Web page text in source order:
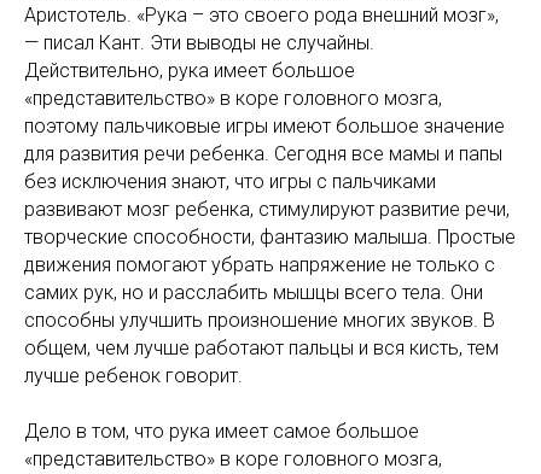
Аристотель. «Рука – это своего рода внешний мозг»,
— писал Кант. Эти выводы не случайны.
Действительно, рука имеет большое
«представительство» в коре головного мозга,
поэтому пальчиковые игры имеют большое значение
для развития речи ребенка. Сегодня все мамы и папы
без исключения знают, что игры с пальчиками
развивают мозг ребенка, стимулируют развитие речи,
творческие способности, фантазию малыша. Простые
движения помогают убрать напряжение не только с
самих рук, но и расслабить мышцы всего тела. Они
способны улучшить произношение многих звуков. В
общем, чем лучше работают пальцы и вся кисть, тем
лучше ребенок говорит.
Дело в том, что рука имеет самое большое
«представительство» в коре головного мозга,